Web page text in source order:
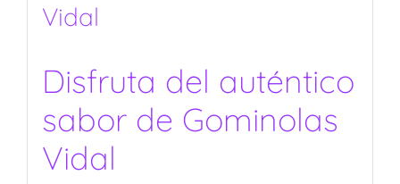
Vidal
Disfruta del auténtico
sabor de Gominolas
Vidal